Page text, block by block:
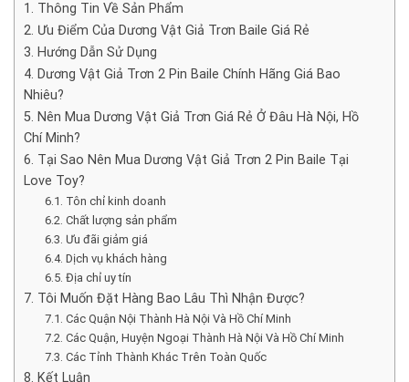
1. Thông Tin Về Sản Phẩm
2. Ưu Điểm Của Dương Vật Giả Trơn Baile Giá Rẻ
3. Hướng Dẫn Sử Dụng
4. Dương Vật Giả Trơn 2 Pin Baile Chính Hãng Giá Bao
Nhiêu?
5. Nên Mua Dương Vật Giả Trơn Giá Rẻ Ở Đâu Hà Nội, Hồ
Chí Minh?
6. Tại Sao Nên Mua Dương Vật Giả Trơn 2 Pin Baile Tại
Love Toy?
6.1. Tôn chỉ kinh doanh
6.2. Chất lượng sản phẩm
6.3. Ưu đãi giảm giá
6.4. Dịch vụ khách hàng
6.5. Địa chỉ uy tín
7. Tôi Muốn Đặt Hàng Bao Lâu Thì Nhận Được?
7.1. Các Quận Nội Thành Hà Nội Và Hồ Chí Minh
7.2. Các Quận, Huyện Ngoại Thành Hà Nội Và Hồ Chí Minh
7.3. Các Tỉnh Thành Khác Trên Toàn Quốc
8. Kết Luận